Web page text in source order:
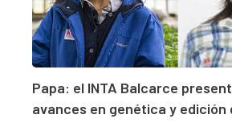
Papa: el INTA Balcarce
avances en genética y edición